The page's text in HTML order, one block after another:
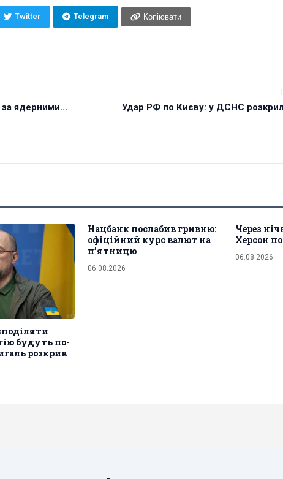
Twitter Telegram Копіювати
за ядерними... Удар РФ по Києву: у ДСНС
будуть по-
розкрив
Нацбанк послабив гривню:
офіційний курс валют на
п’ятницю
06.08.2026
Через
Херсон
06.08.2026